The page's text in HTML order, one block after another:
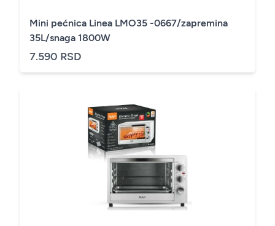
Mini pećnica Linea LMO35 -0667/zapremina
35L/snaga 1800W
7.590 RSD